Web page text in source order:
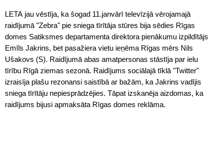
LETA jau vēstīja, ka šogad 11.janvārī televīzijā vērojamajā
raidījumā "Zebra" pie sniega tīrītāja stūres bija sēdies Rīgas
domes Satiksmes departamenta direktora pienākumu izpildītājs
Emīls Jakrins, bet pasažiera vietu ieņēma Rīgas mērs Nils
Ušakovs (S). Raidījumā abas amatpersonas stāstīja par ielu
tīrību Rīgā ziemas sezonā. Raidījums sociālajā tīklā "Twitter"
izraisīja plašu rezonansi saistībā ar bažām, ka Jakrins vadījis
sniega tīrītāju nepiesprādzējies. Tāpat izskanēja aizdomas, ka
raidījums bijusi apmaksāta Rīgas domes reklāma.